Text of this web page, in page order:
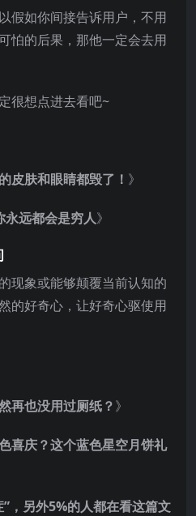
假如你间接告诉用户，不用
怕的后果，那他一定会去用
很想点进去看吧~
皮肤和眼睛都毁了！ 》
永远都会是穷人》
现象或能够颠覆当前认知的
的好奇心，让好奇心驱使用
再也没用过厕纸？》
喜庆？这个蓝色星空月饼礼
，另外5%的人都在看这篇文